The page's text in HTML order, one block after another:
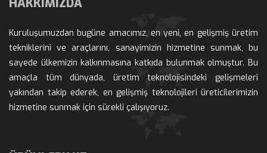
HAKKIMIZDA
Kuruluşumuzdan bugüne amacımız, en yeni, en gelişmiş üretim
tekniklerini ve araçlarını, sanayimizin hizmetine sunmak, bu
ayede ülkemizin kalkınmasına katkıda bulunmak olmuştur. Bu
amaçla tüm dünyada, üretim teknolojisindeki gelişmeleri
yakından takip ederek, en gelişmiş teknolojileri üreticilerimizin
hizmetine sunmak için sürekli çalışıyoruz.